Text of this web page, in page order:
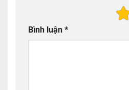
Bình luận *